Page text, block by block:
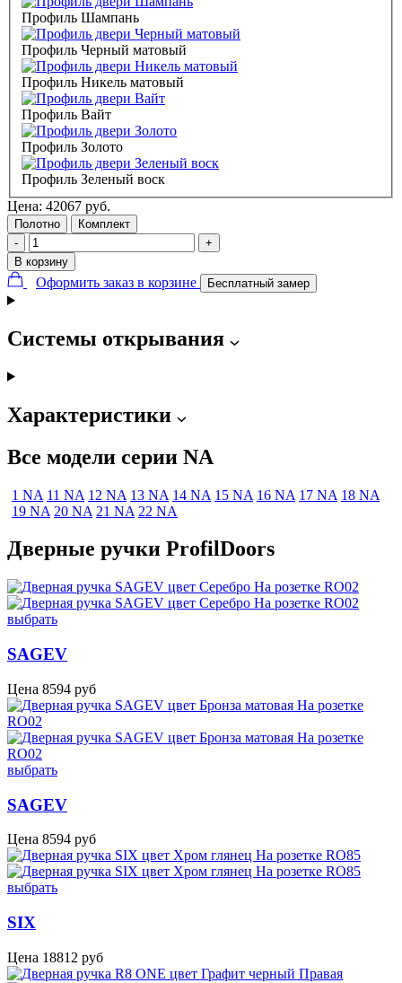
Профиль Шампань
Профиль Черный матовый
Профиль Никель матовый
Профиль Вайт
Профиль Золото
Профиль Зеленый воск
Цена: 42067 руб.
Полотно
Комплект
-
+
В корзину
Оформить заказ в корзине Бесплатный замер
Системы открывания
Характеристики
Все модели серии NA
1 NA 11 NA 12 NA 13 NA 14 NA 15 NA 16 NA 17 NA 18 NA
19 NA 20 NA 21 NA 22 NA
Дверные ручки ProfilDoors
выбрать
SAGEV
Цена 8594 руб
выбрать
SAGEV
Цена 8594 руб
выбрать
SIX
Цена 18812 руб